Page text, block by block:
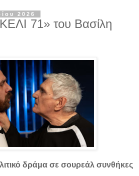
2026
71» του Βασίλη
δράμα σε σουρεάλ συνθήκες